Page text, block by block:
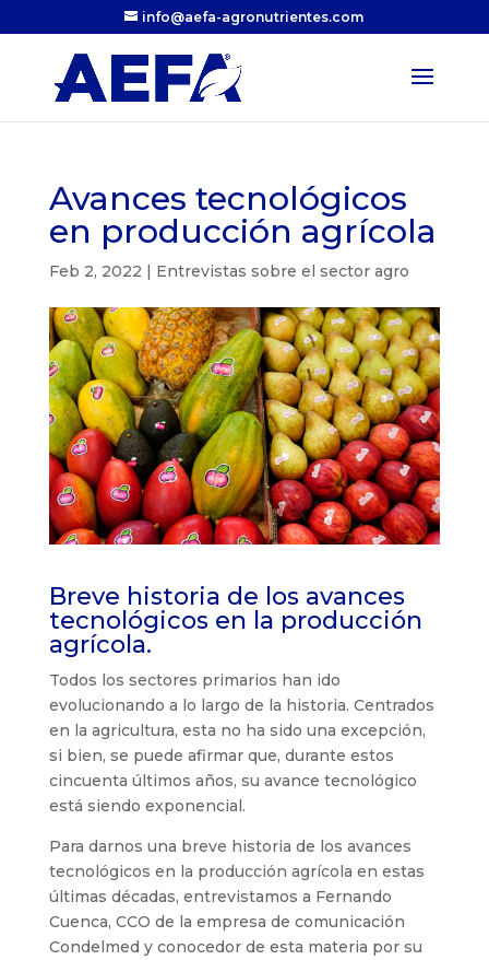
info@aefa-agronutrientes.com
Avances tecnológicos
en producción agrícola
Feb 2, 2022 | Entrevistas sobre el sector agro
Breve historia de los avances
tecnológicos en la producción
agrícola.
Todos los sectores primarios han ido
evolucionando a lo largo de la historia. Centrados
en la agricultura, esta no ha sido una excepción,
si bien, se puede afirmar que, durante estos
cincuenta últimos años, su avance tecnológico
está siendo exponencial.
Para darnos una breve historia de los avances
tecnológicos en la producción agrícola en estas
últimas décadas, entrevistamos a Fernando
Cuenca, CCO de la empresa de comunicación
Condelmed y conocedor de esta materia por su